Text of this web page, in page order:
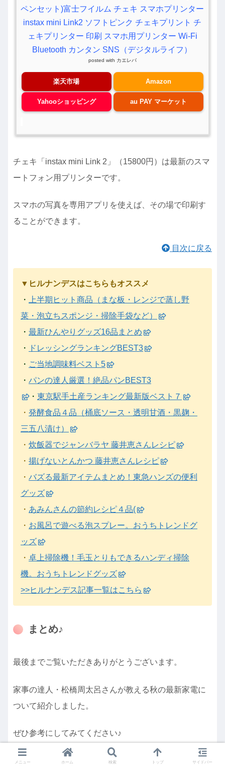
ペンセット)富士フイルム チェキ スマホプリンター
instax mini Link2 ソフトピンク チェキプリント チ
ェキプリンター 印刷 スマホ用プリンター Wi-Fi
Bluetooth カンタン SNS（デジタルライフ）
posted with カエレバ
楽天市場 Amazon
Yahooショッピング au PAY マーケット
チェキ「instax mini Link 2」（15800円）は最新のスマ
ートフォン用プリンターです。
スマホの写真を専用アプリを使えば、その場で印刷す
ることができます。
目次に戻る
▼ヒルナンデスはこちらもオススメ
・
上半期ヒット商品（まな板・レンジで蒸し野
菜・泡立ちスポンジ・掃除手袋など）
・ 最新ひんやりグッズ16品まとめ
・
ドレッシングランキングBEST3
・ ご当地調味料ベスト5
・ パンの達人厳選！絶品パンBEST3
・ 東京駅手土産ランキング最新版ベスト７
・ 発酵食品４品（桶底ソース・透明甘酒・黒麹・
三五八漬け）
・ 炊飯器でジャンバラヤ 藤井恵さんレシピ
・ 揚げないとんかつ 藤井恵さんレシピ
・ バズる最新アイテムまとめ！東急ハンズの便利
グッズ
・ あみんさんの節約レシピ４品(
・ お風呂で遊べる泡スプレー。おうちトレンドグ
ッズ
・ 卓上掃除機！毛玉とりもできるハンディ掃除
機。おうちトレンドグッズ
>>ヒルナンデス記事一覧はこちら
まとめ♪
最後までご覧いただきありがとうございます。
家事の達人・松橋周太呂さんが教える秋の最新家電に
ついて紹介しました。
ぜひ参考にしてみてください♪
スポンサーリンク
メニュー ホーム 検索 トップ サイドバー